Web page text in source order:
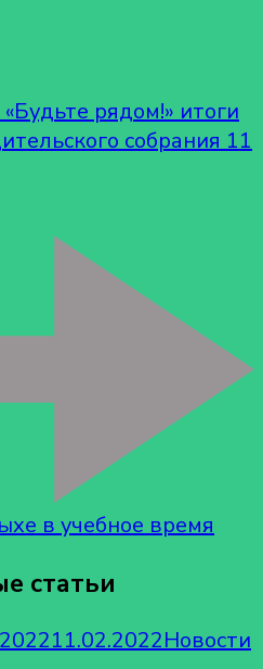
«Будьте рядом!» итоги
собрания 11
в учебное время
статьи
11.02.2022Новости